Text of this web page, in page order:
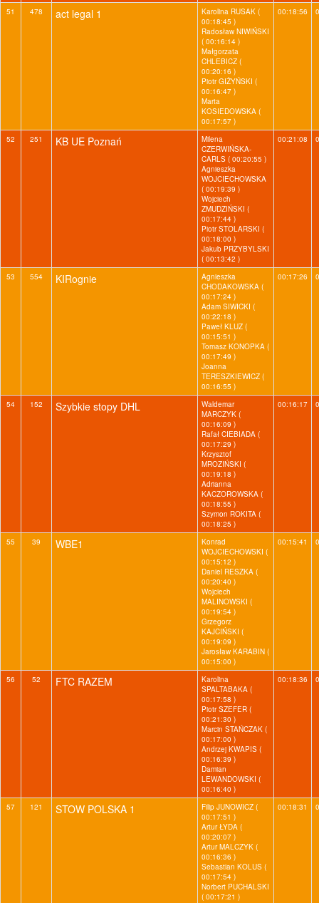
51 478 act legal 1
Karolina RUSAK (
00:18:45 )
Radosław NIWIŃSKI
( 00:16:14 )
Małgorzata
CHLEBICZ (
00:20:16 )
Piotr GIŻYŃSKI (
00:16:47 )
Marta
KOSIEDOWSKA (
00:17:57 )
00:18:56
52 251 KB UE Poznań
Milena
CZERWIŃSKA-
CARLS ( 00:20:55 )
Agnieszka
WOJCIECHOWSKA
( 00:19:39 )
Wojciech
ZMUDZIŃSKI (
00:17:44 )
Piotr STOLARSKI (
00:18:00 )
Jakub PRZYBYLSKI
( 00:13:42 )
00:21:08
53 554 KIRognie
Agnieszka
CHODAKOWSKA (
00:17:24 )
Adam SIWICKI (
00:22:18 )
Paweł KLUZ (
00:15:51 )
Tomasz KONOPKA (
00:17:49 )
Joanna
TERESZKIEWICZ (
00:16:55 )
00:17:26
54 152 Szybkie stopy DHL
Waldemar
MARCZYK (
00:16:09 )
Rafał CIEBIADA (
00:17:29 )
Krzysztof
MROZIŃSKI (
00:19:18 )
Adrianna
KACZOROWSKA (
00:18:55 )
Szymon ROKITA (
00:18:25 )
00:16:17
55 39 WBE1
Konrad
WOJCIECHOWSKI (
00:15:12 )
Daniel RESZKA (
00:20:40 )
Wojciech
MALINOWSKI (
00:19:54 )
Grzegorz
KAJCIŃSKI (
00:19:09 )
Jarosław KARABIN (
00:15:00 )
00:15:41
56 52 FTC RAZEM
Karolina
SPALTABAKA (
00:17:58 )
Piotr SZEFER (
00:21:30 )
Marcin STAŃCZAK (
00:17:00 )
Andrzej KWAPIS (
00:16:39 )
Damian
LEWANDOWSKI (
00:16:40 )
00:18:36
57 121 STOW POLSKA 1
Filip JUNOWICZ (
00:17:51 )
Artur ŁYDA (
00:20:07 )
Artur MALCZYK (
00:16:36 )
Sebastian KOLUS (
00:17:54 )
Norbert PUCHALSKI
( 00:17:21 )
00:18:31